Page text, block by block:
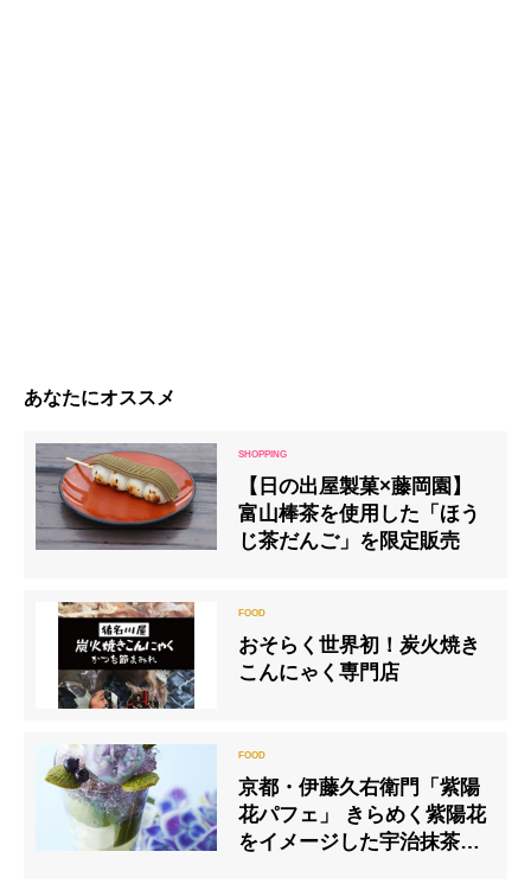
あなたにオススメ
【日の出屋製菓×藤岡園】
富山棒茶を使用した「ほう
じ茶だんご」を限定販売
おそらく世界初！炭火焼き
こんにゃく専門店
京都・伊藤久右衛門「紫陽
花パフェ」 きらめく紫陽花
をイメージした宇治抹茶ス